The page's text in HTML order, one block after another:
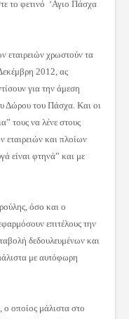
το φετινό ‘Αγιο Πάσχα
εταιρειών χρωστούν τα
2012, ας
για την άμεση
Δώρου του Πάσχα. Και οι
τους να λένε στους
εταιρειών και πλοίων
είναι φτηνά” και με
όσο και ο
επιτέλους την
δεδουλευμένων και
με αυτόφωρη
οποίος μάλιστα στο